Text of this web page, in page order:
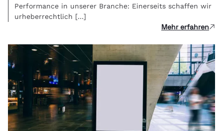
Performance in unserer Branche: Einerseits schaffen wir
urheberrechtlich […]
Mehr erfahren